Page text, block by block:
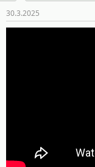
30.3.2025